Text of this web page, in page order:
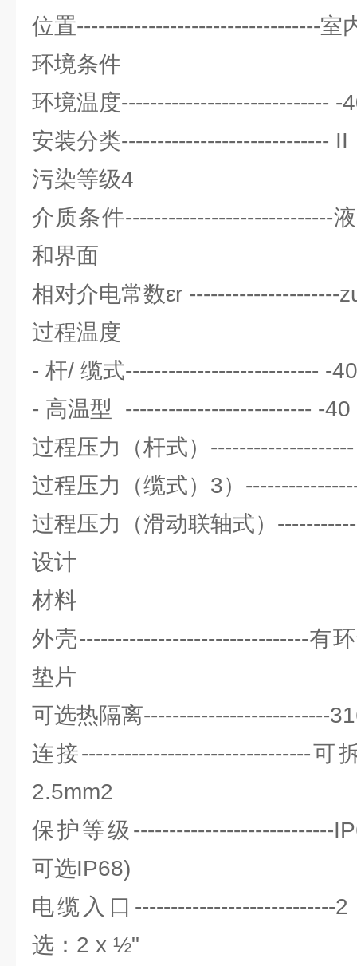
位置----------------------------------室
环境条件
环境温度----------------------------- -
安装分类----------------------------- II
污染等级4
介质条件-----------------------------
和界面
相对介电常数εr ---------------------
过程温度
- 杆/ 缆式--------------------------- -
- 高温型 -------------------------- -40
过程压力（杆式）
过程压力（缆式）3）
过程压力（滑动联轴式）
设计
材料
外壳--------------------------------有
垫片
可选热隔离--------------------------
连接--------------------------------
2.5mm2
保护等级----------------------------
可选IP68)
电缆入口----------------------------
选：2 x ½"